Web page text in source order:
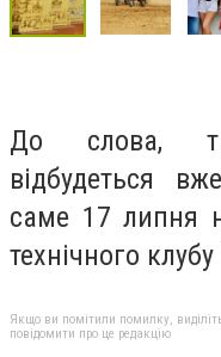
До слова,
відбудеться
саме 17 липня
технічного
Якщо ви помітили помилку,
повідомити про це редакцію